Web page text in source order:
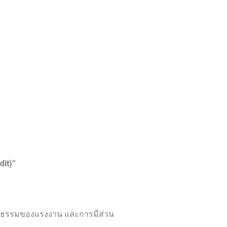
รรมของแรงงาน และการมีส่วน